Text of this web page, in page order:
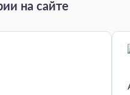
на сайте